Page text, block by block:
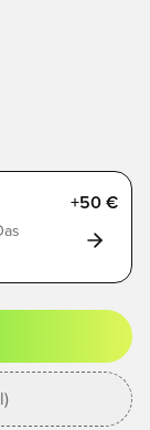
+50 €
Registrieren